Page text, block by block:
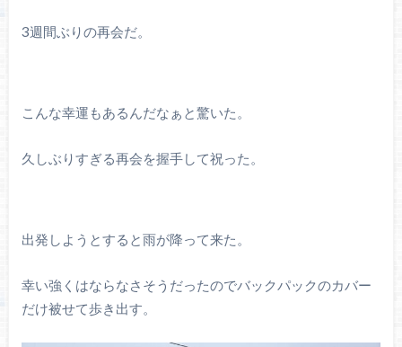
3週間ぶりの再会だ。
こんな幸運もあるんだなぁと驚いた。
久しぶりすぎる再会を握手して祝った。
出発しようとすると雨が降って来た。
幸い強くはならなさそうだったのでバックパックのカバー
だけ被せて歩き出す。